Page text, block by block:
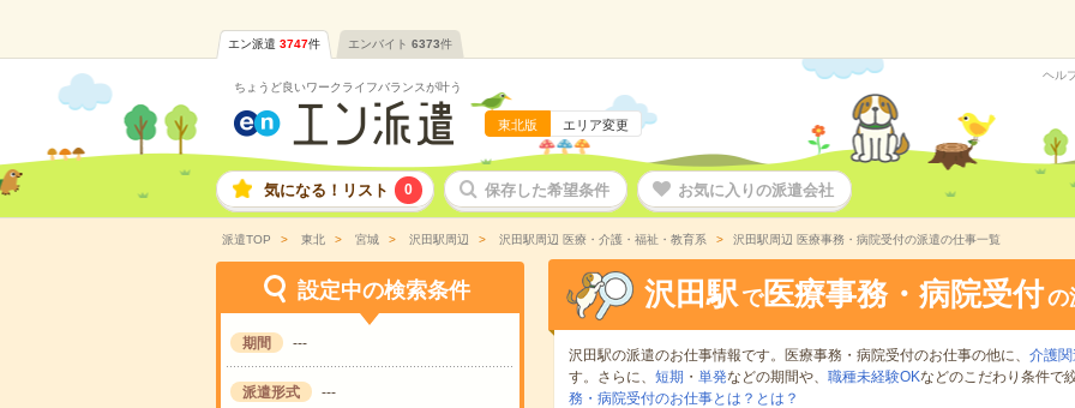
エン派遣 3747件 エンバイト 6373件
ちょうど良いワークライフバランスが叶う
東北版 エリア変更
ヘル
気になる！リスト 0 保存した希望条件 お気に入りの派遣会社
派遣TOP 東北 宮城 沢田駅周辺 沢田駅周辺 医療・介護・福祉・教育系 沢田駅周辺 医療事務・病院受付の派遣の仕事一覧
設定中の検索条件
期間 ---
派遣形式 ---
沢田駅 で医療事務・病院受付の
沢田駅の派遣のお仕事情報です。医療事務・病院受付のお仕事の他に、 介護関
す。さらに、 短期 ・ 単発などの期間や、 職種未経験OKなどのこだわり条件で
務・病院受付のお仕事とは？とは？